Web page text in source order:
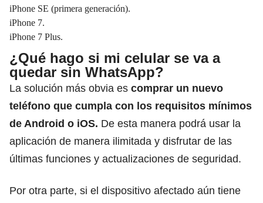
iPhone SE (primera generación).
iPhone 7.
iPhone 7 Plus.
¿Qué hago si mi celular se va a
quedar sin WhatsApp?
La solución más obvia es comprar un nuevo
teléfono que cumpla con los requisitos mínimos
de Android o iOS. De esta manera podrá usar la
aplicación de manera ilimitada y disfrutar de las
últimas funciones y actualizaciones de seguridad.
Por otra parte, si el dispositivo afectado aún tiene